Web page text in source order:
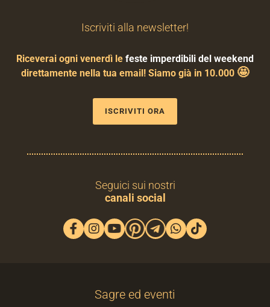
Iscriviti alla newsletter!
Riceverai ogni venerdì le feste imperdibili del weekend
direttamente nella tua email! Siamo già in 10.000 🤩
ISCRIVITI ORA
Seguici sui nostri
canali social
Sagre ed eventi